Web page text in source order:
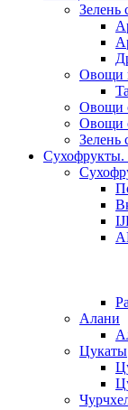
Зелень
Овощи
Овощи
Овощи
Зелень
Сухофрукты.
Алани
Цукаты